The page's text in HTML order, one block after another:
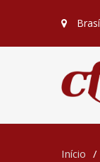
Início